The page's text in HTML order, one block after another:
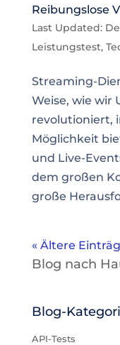
Reibungslose
Last Updated:
Leistungstest,
Streaming-
Weise, wie wir
revolutioniert,
Möglichkeit
und Live-
dem großen
große
« Ältere
Blog nach
Blog-
API-Tests